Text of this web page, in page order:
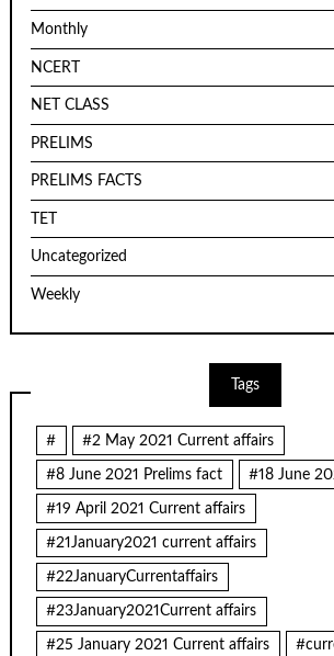
Monthly
NCERT
NET CLASS
PRELIMS
PRELIMS FACTS
TET
Uncategorized
Weekly
Tags
# #2 May 2021 Current affairs
#8 June 2021 Prelims fact #18 June
#19 April 2021 Current affairs
#21January2021 current affairs
#22JanuaryCurrentaffairs
#23January2021Current affairs
#25 January 2021 Current affairs